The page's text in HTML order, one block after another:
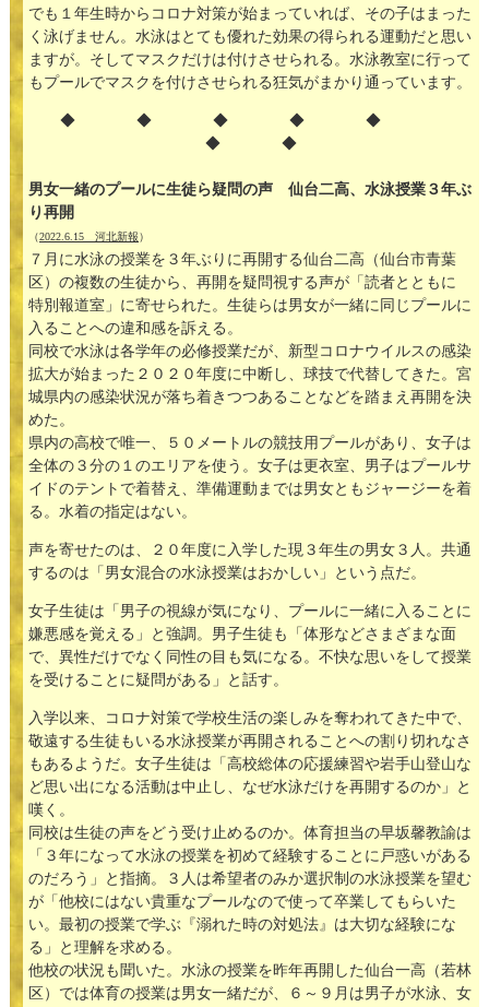
でも１年生時からコロナ対策が始まっていれば、その子はまった
く泳げません。水泳はとても優れた効果の得られる運動だと思い
ますが。そしてマスクだけは付けさせられる。水泳教室に行って
もプールでマスクを付けさせられる狂気がまかり通っています。
◆ ◆ ◆ ◆ ◆
◆ ◆
男女一緒のプールに生徒ら疑問の声 仙台二高、水泳授業３年ぶ
り再開
（2022.6.15 河北新報）
７月に水泳の授業を３年ぶりに再開する仙台二高（仙台市青葉
区）の複数の生徒から、再開を疑問視する声が「読者とともに
特別報道室」に寄せられた。生徒らは男女が一緒に同じプールに
入ることへの違和感を訴える。
同校で水泳は各学年の必修授業だが、新型コロナウイルスの感染
拡大が始まった２０２０年度に中断し、球技で代替してきた。宮
城県内の感染状況が落ち着きつつあることなどを踏まえ再開を決
めた。
県内の高校で唯一、５０メートルの競技用プールがあり、女子は
全体の３分の１のエリアを使う。女子は更衣室、男子はプールサ
イドのテントで着替え、準備運動までは男女ともジャージーを着
る。水着の指定はない。
声を寄せたのは、２０年度に入学した現３年生の男女３人。共通
するのは「男女混合の水泳授業はおかしい」という点だ。
女子生徒は「男子の視線が気になり、プールに一緒に入ることに
嫌悪感を覚える」と強調。男子生徒も「体形などさまざまな面
で、異性だけでなく同性の目も気になる。不快な思いをして授業
を受けることに疑問がある」と話す。
入学以来、コロナ対策で学校生活の楽しみを奪われてきた中で、
敬遠する生徒もいる水泳授業が再開されることへの割り切れなさ
もあるようだ。女子生徒は「高校総体の応援練習や岩手山登山な
ど思い出になる活動は中止し、なぜ水泳だけを再開するのか」と
嘆く。
同校は生徒の声をどう受け止めるのか。体育担当の早坂馨教諭は
「３年になって水泳の授業を初めて経験することに戸惑いがある
のだろう」と指摘。３人は希望者のみか選択制の水泳授業を望む
が「他校にはない貴重なプールなので使って卒業してもらいた
い。最初の授業で学ぶ『溺れた時の対処法』は大切な経験にな
る」と理解を求める。
他校の状況も聞いた。水泳の授業を昨年再開した仙台一高（若林
区）では体育の授業は男女一緒だが、６～９月は男子が水泳、女